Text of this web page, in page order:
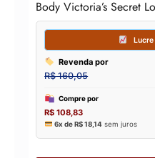
Body Victoria’s Secret